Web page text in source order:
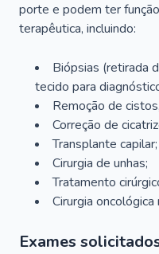
porte e podem ter
terapêutica, incluindo:
Biópsias (retirada
tecido para
Remoção de
Correção de
Transplante capilar;
Cirurgia de unhas;
Tratamento
Cirurgia
Exames